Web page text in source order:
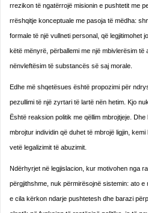
rrezikon të ngatërrojë misionin e pushtetit me
rrëshqitje konceptuale me pasoja të mëdha:
formale të një vullneti personal, që legjitimohet
këtë mënyrë, përballemi me një mbivlerësim të
nënvleftësim të substancës së saj morale.
Edhe më shqetësues është propozimi për
pezullimi të një zyrtari të lartë nën hetim. Kjo
Është reaksion politik me qëllim mbrojtjeje.
mbrojtur individin që duhet të mbrojë ligjin,
vetë legalizimit të abuzimit.
Ndërhyrjet në legjislacion, kur motivohen nga
përgjithshme, nuk përmirësojnë sistemin: ato e
e cila kërkon ndarje pushtetesh dhe barazi